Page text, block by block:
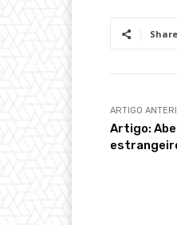
Share
ARTIGO
Artigo: